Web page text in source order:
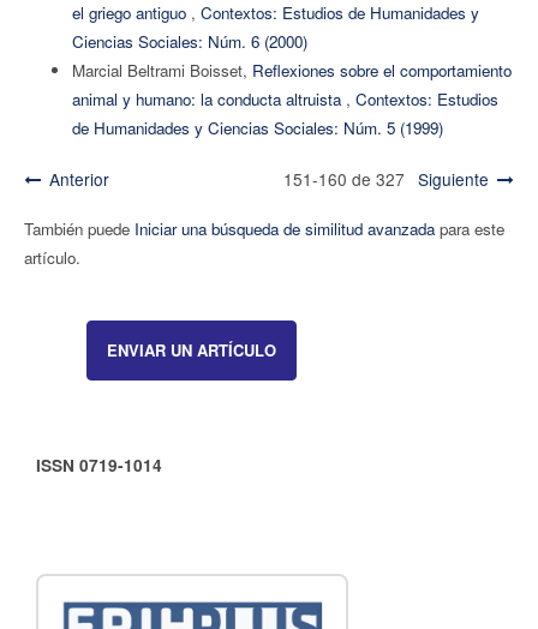
el griego antiguo , Contextos: Estudios de Humanidades y
Ciencias Sociales: Núm. 6 (2000)
Marcial Beltrami Boisset, Reflexiones sobre el comportamiento
animal y humano: la conducta altruista , Contextos: Estudios
de Humanidades y Ciencias Sociales: Núm. 5 (1999)
Anterior 151-160 de 327 Siguiente
También puede Iniciar una búsqueda de similitud avanzadapara este
artículo.
ENVIAR UN ARTÍCULO
ISSN 0719-1014